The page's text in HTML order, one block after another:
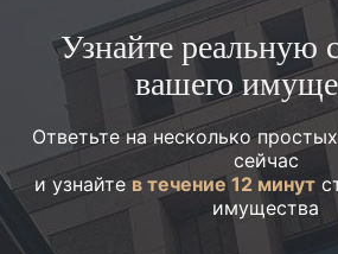
Узнайте реальную
вашего
Ответьте на несколько
сейчас
и узнайтев течение 12 минут
имущества